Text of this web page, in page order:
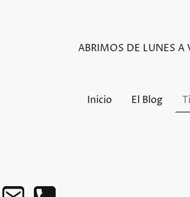
ABRIMOS DE LUNES
Inicio El Blog